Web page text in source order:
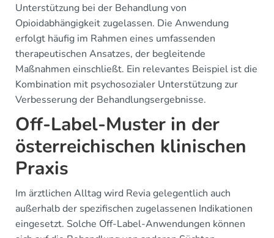
Unterstützung bei der Behandlung von
Opioidabhängigkeit zugelassen. Die Anwendung
erfolgt häufig im Rahmen eines umfassenden
therapeutischen Ansatzes, der begleitende
Maßnahmen einschließt. Ein relevantes Beispiel ist die
Kombination mit psychosozialer Unterstützung zur
Verbesserung der Behandlungsergebnisse.
Off-Label-Muster in der
österreichischen klinischen
Praxis
Im ärztlichen Alltag wird Revia gelegentlich auch
außerhalb der spezifischen zugelassenen Indikationen
eingesetzt. Solche Off-Label-Anwendungen können